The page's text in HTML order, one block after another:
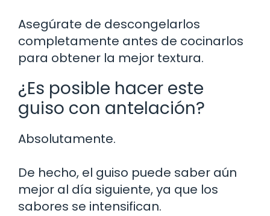
Asegúrate de descongelarlos
completamente antes de cocinarlos
para obtener la mejor textura.
¿Es posible hacer este
guiso con antelación?
Absolutamente.
De hecho, el guiso puede saber aún
mejor al día siguiente, ya que los
sabores se intensifican.